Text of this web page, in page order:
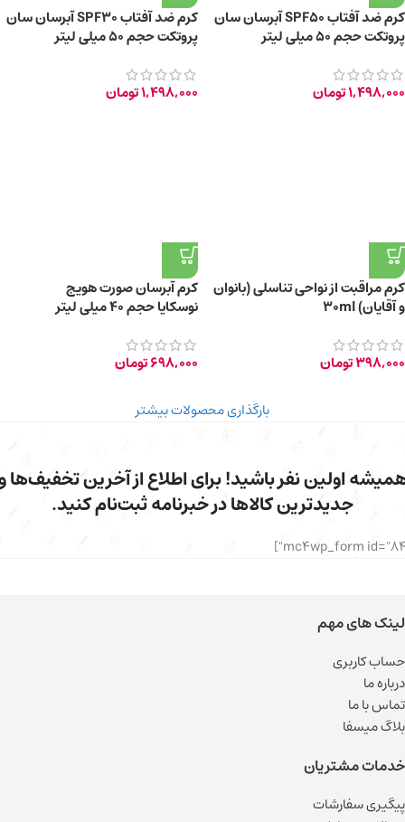
کرم ضد آفتاب SPF50 آبرسان سان
پروتکت حجم 50 میلی لیتر
1,498,000تومان
کرم ضد آفتاب SPF30 آبرسان سان
پروتکت حجم 50 میلی لیتر
1,498,000تومان
کرم مراقبت از نواحی تناسلی (بانوان
و آقایان) 30ml
398,000تومان
کرم آبرسان صورت هویج
نوسکایا حجم 40 میلی لیتر
698,000تومان
بارگذاری محصولات بیشتر
اولین نفر باشید! برای اطلاع از آخرین تخفیف‌ها
جدیدترین کالاها در خبرنامه ثبت‌نام کنید.
لینک های مهم
حساب کاربری
درباره ما
تماس با ما
بلاگ میسفا
خدمات مشتریان
پیگیری سفارشات